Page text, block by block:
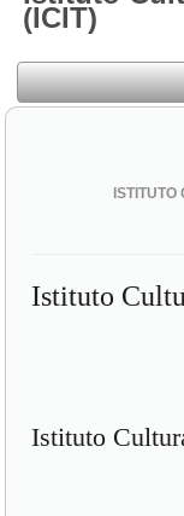
(ICIT)
ISTITUTO
Istituto
Istituto